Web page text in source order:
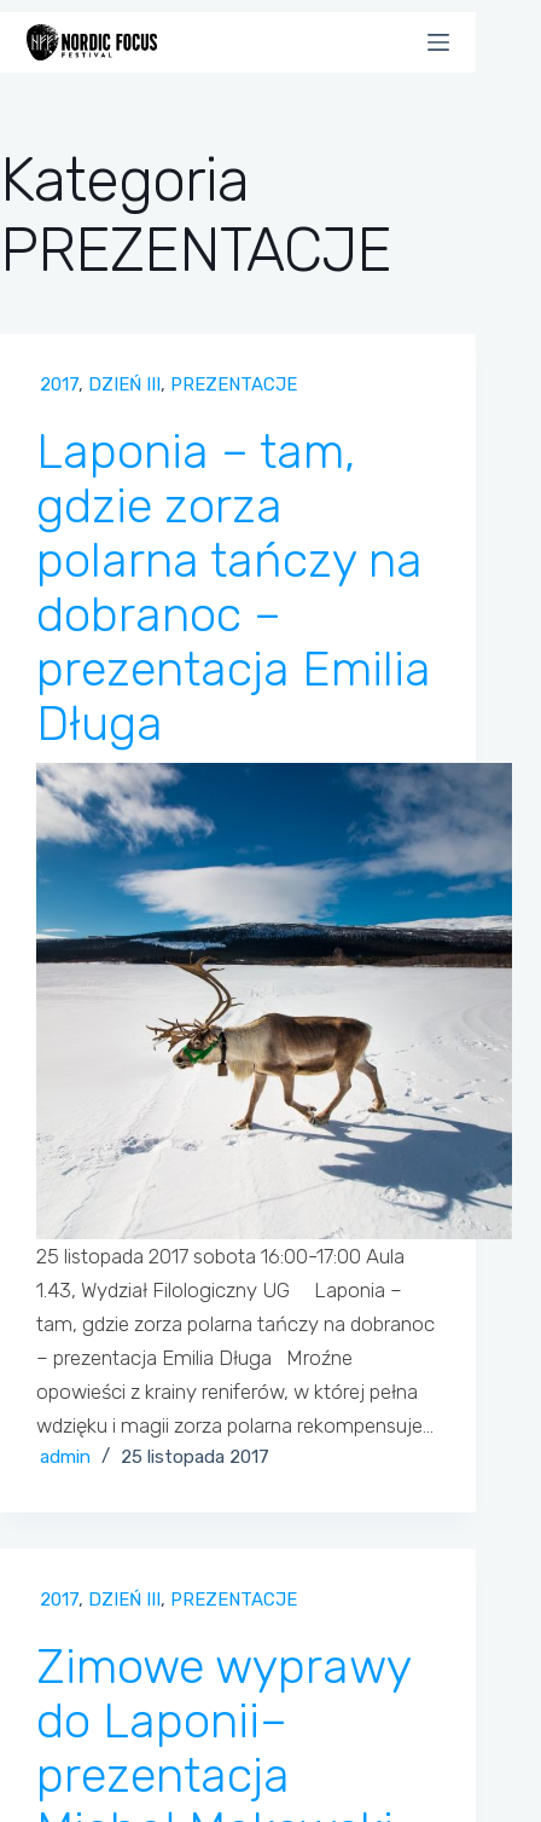
treści
Kategoria
PREZENTACJE
2017, DZIEŃ III, PREZENTACJE
Laponia – tam,
gdzie zorza
polarna tańczy na
dobranoc –
prezentacja Emilia
Długa
25 listopada 2017 sobota 16:00-17:00 Aula
1.43, Wydział Filologiczny UG Laponia –
tam, gdzie zorza polarna tańczy na dobranoc
– prezentacja Emilia Długa Mroźne
opowieści z krainy reniferów, w której pełna
wdzięku i magii zorza polarna rekompensuje…
admin 25 listopada 2017
2017, DZIEŃ III, PREZENTACJE
Zimowe wyprawy
do Laponii–
prezentacja